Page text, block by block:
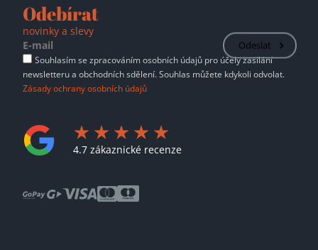
Odebírat
novinky a slevy
Odeslat
Souhlasím se zpracováním osobních údajů pro účely zasílání
newsletteru a obchodních sdělení. Souhlas můžete kdykoli odvolat.
Zásady ochrany osobních údajů
4.7 zákaznické recenze